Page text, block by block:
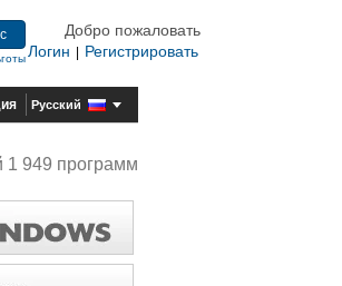
Добро пожаловать
Логин
Регистрировать
Русский
1 949 программ